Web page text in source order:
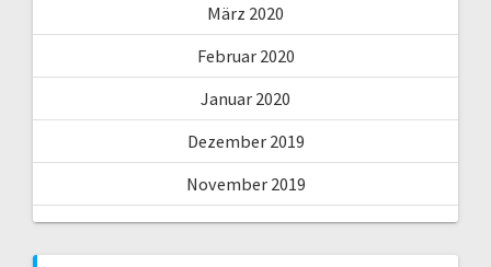
März 2020
Februar 2020
Januar 2020
Dezember 2019
November 2019